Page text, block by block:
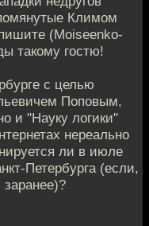
Климом
(Moiseenko-
такому гостю!
с целью
Поповым,
и "Науку логики"
нереально
ли в июле
Петербурга (если,